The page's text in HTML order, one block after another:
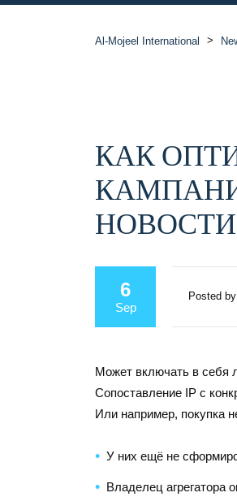
Al-Mojeel International >
КАК
6
Sep
Posted
Может включать в себя
Сопоставление IP с
Или например, покупка
У них ещё не
Владелец агрегатора